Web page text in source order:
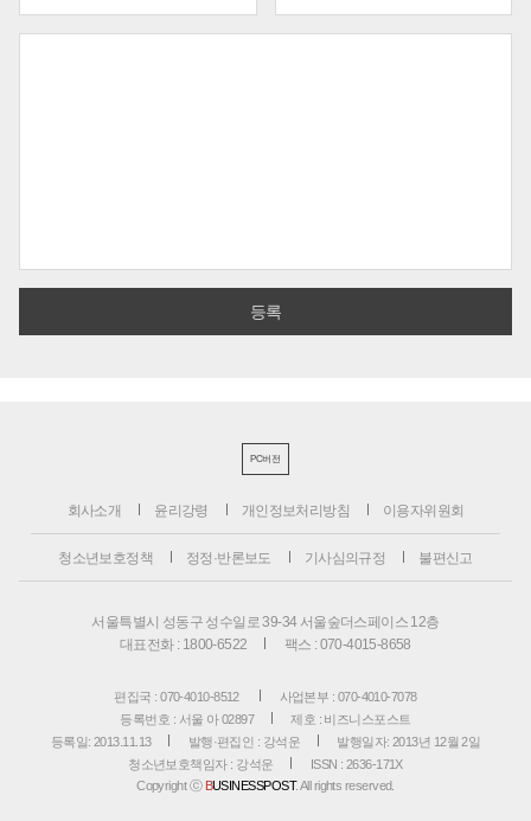
PC버전
회사소개 윤리강령 개인정보처리방침 이용자위원회
청소년보호정책 정정·반론보도 기사심의규정 불편신고
서울특별시 성동구 성수일로 39-34 서울숲더스페이스 12층
대표전화 : 1800-6522
팩스 : 070-4015-8658
편집국 : 070-4010-8512
사업본부 : 070-4010-7078
등록번호 : 서울 아 02897
제호 : 비즈니스포스트
등록일: 2013.11.13
발행·편집인 : 강석운
발행일자: 2013년 12월 2일
청소년보호책임자 : 강석운
ISSN : 2636-171X
Copyright ⓒ BUSINESSPOST. All rights reserved.